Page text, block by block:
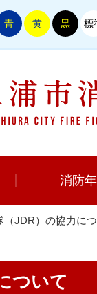
青 黄 黒 標
消防
（JDR）の協力に
ついて